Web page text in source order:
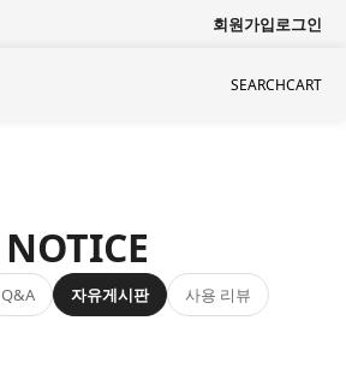
회원가입로그인
SEARCHCART
NOTICE
Q&A 자유게시판 사용 리뷰